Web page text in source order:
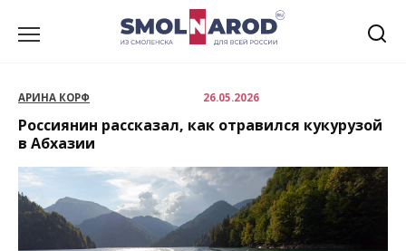
АРИНА КОРФ 26.05.2026
Россиянин рассказал, как отравился кукурузой
в Абхазии